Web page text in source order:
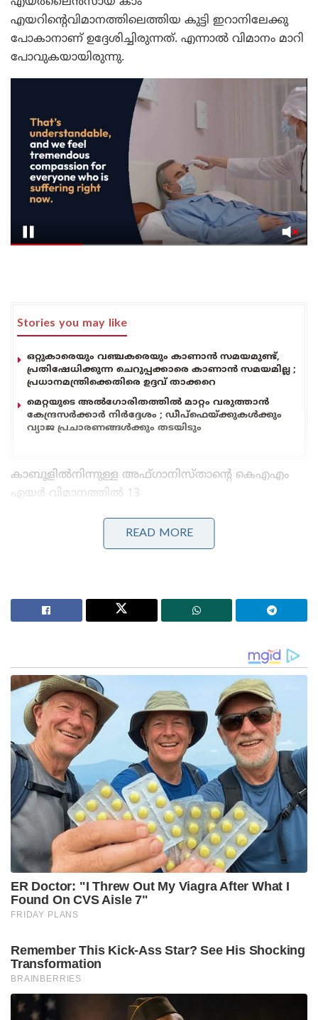
എയറിന്റെവിമാനത്തിലെത്തിയ കുട്ടി ഇറാനിലേക്കു
പോകാനാണ് ഉദ്ദേശിച്ചിരുന്നത്. എന്നാൽ വിമാനം മാറി
പോവുകയായിരുന്നു.
Stories you may like
ഒറ്റുകാരെയും വഞ്ചകരെയും കാണാൻ സമയമുണ്ട്,
പ്രതിഷേധിക്കുന്ന ചെറുപ്പക്കാരെ കാണാൻ സമയമില്ല ;
പ്രധാനമന്ത്രിക്കെതിരെ ഉദ്ദവ് താക്കറെ
മെറ്റയുടെ അൽഗോരിതത്തിൽ മാറ്റം വരുത്താൻ
കേന്ദ്രസർക്കാർ നിർദ്ദേശം ; ഡീപ്‌ഫെയ്ക്കുകൾക്കും
വ്യാജ പ്രചാരണങ്ങൾക്കും തടയിടും
കാബൂളിൽനിന്നുള്ള അഫ്ഗാനിസ്താന്റെ കെഎഎം
എയർ വിമാനത്തിൽ 13
പൂർത്തിയാക്കിയത് ഈ രംഗത്തെ
വിദഗ്ധരെപ്പോലുംഅത്ഭുതപ്പെടുത്തിയെന്ന്
ന്ഇന്ദിരാഗാന്ധി അന്താരാഷ്ട്ര
വിമാനത്താവളത്തിലെത്തി.
ടെയ്ക്ക് ഓഫിനുശേഷം വീൽ ബേയുടെ വാതിൽ
തുറന്നിട്ടുണ്ടാകുമെന്നും ചക്രം പിൻവാങ്ങുകയുംകതക്
അടയുകയും ചെയ്തപ്പോൾ കുട്ടി ഇടയിലെ
എൻക്ലോസ്ഡ് ഭാഗത്ത് കടന്നിരിക്കാമെന്നുമാണ്ഒരു
നിഗമനം. യാത്രക്കാരുടെ ക്യാബിന് സമാനമായ
താപനിലയാണ് ഇവിടെ.
ചരക്കുകൾ കയറ്റുന്ന നിയന്ത്രിതഭാഗത്ത്
വിമാനത്താവള ജീവനക്കാരനാണ് കുട്ടിയെ കണ്ടത്.
അഫ്ഗാൻ കുർത്ത ധരിച്ച ബാലൻ
പരുങ്ങിനടക്കുന്നതു കണ്ട്
പ്രായപൂർത്തിയാകാത്തതിനാൽ കേസെടുക്കില്ല.
READ MORE